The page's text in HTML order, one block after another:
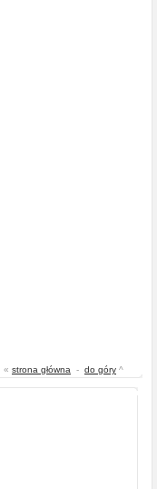
« strona główna - do góry ^